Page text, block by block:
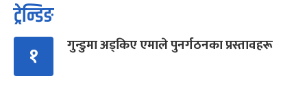
ट्रेन्डिङ
१ गुन्डुमा अड्किए एमाले पुनर्गठनका प्रस्तावहरू